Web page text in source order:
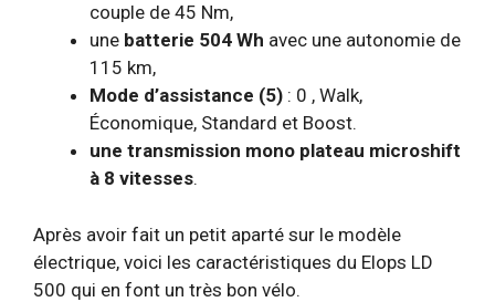
couple de 45 Nm,
une batterie 504 Wh avec une autonomie de
115 km,
Mode d’assistance (5) : 0 , Walk,
Économique, Standard et Boost.
une transmission mono plateau microshift
à 8 vitesses.
Après avoir fait un petit aparté sur le modèle
électrique, voici les caractéristiques du Elops LD
500 qui en font un très bon vélo.